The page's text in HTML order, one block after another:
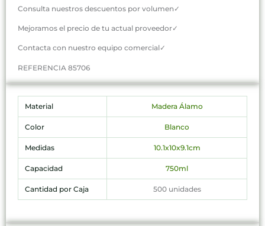
Consulta nuestros descuentos por volumen✓
Mejoramos el precio de tu actual proveedor✓
Contacta con nuestro equipo comercial✓
REFERENCIA 85706
Material Madera Álamo
Color Blanco
Medidas 10.1x10x9.1cm
Capacidad 750ml
Cantidad por Caja 500 unidades